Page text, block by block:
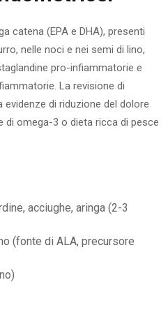
catena (EPA e DHA), presenti
nelle noci e nei semi di lino,
pro-infiammatorie e
La revisione di
evidenze di riduzione del dolore
di omega-3 o dieta ricca di pesce
acciughe, aringa (2-3
(fonte di ALA, precursore